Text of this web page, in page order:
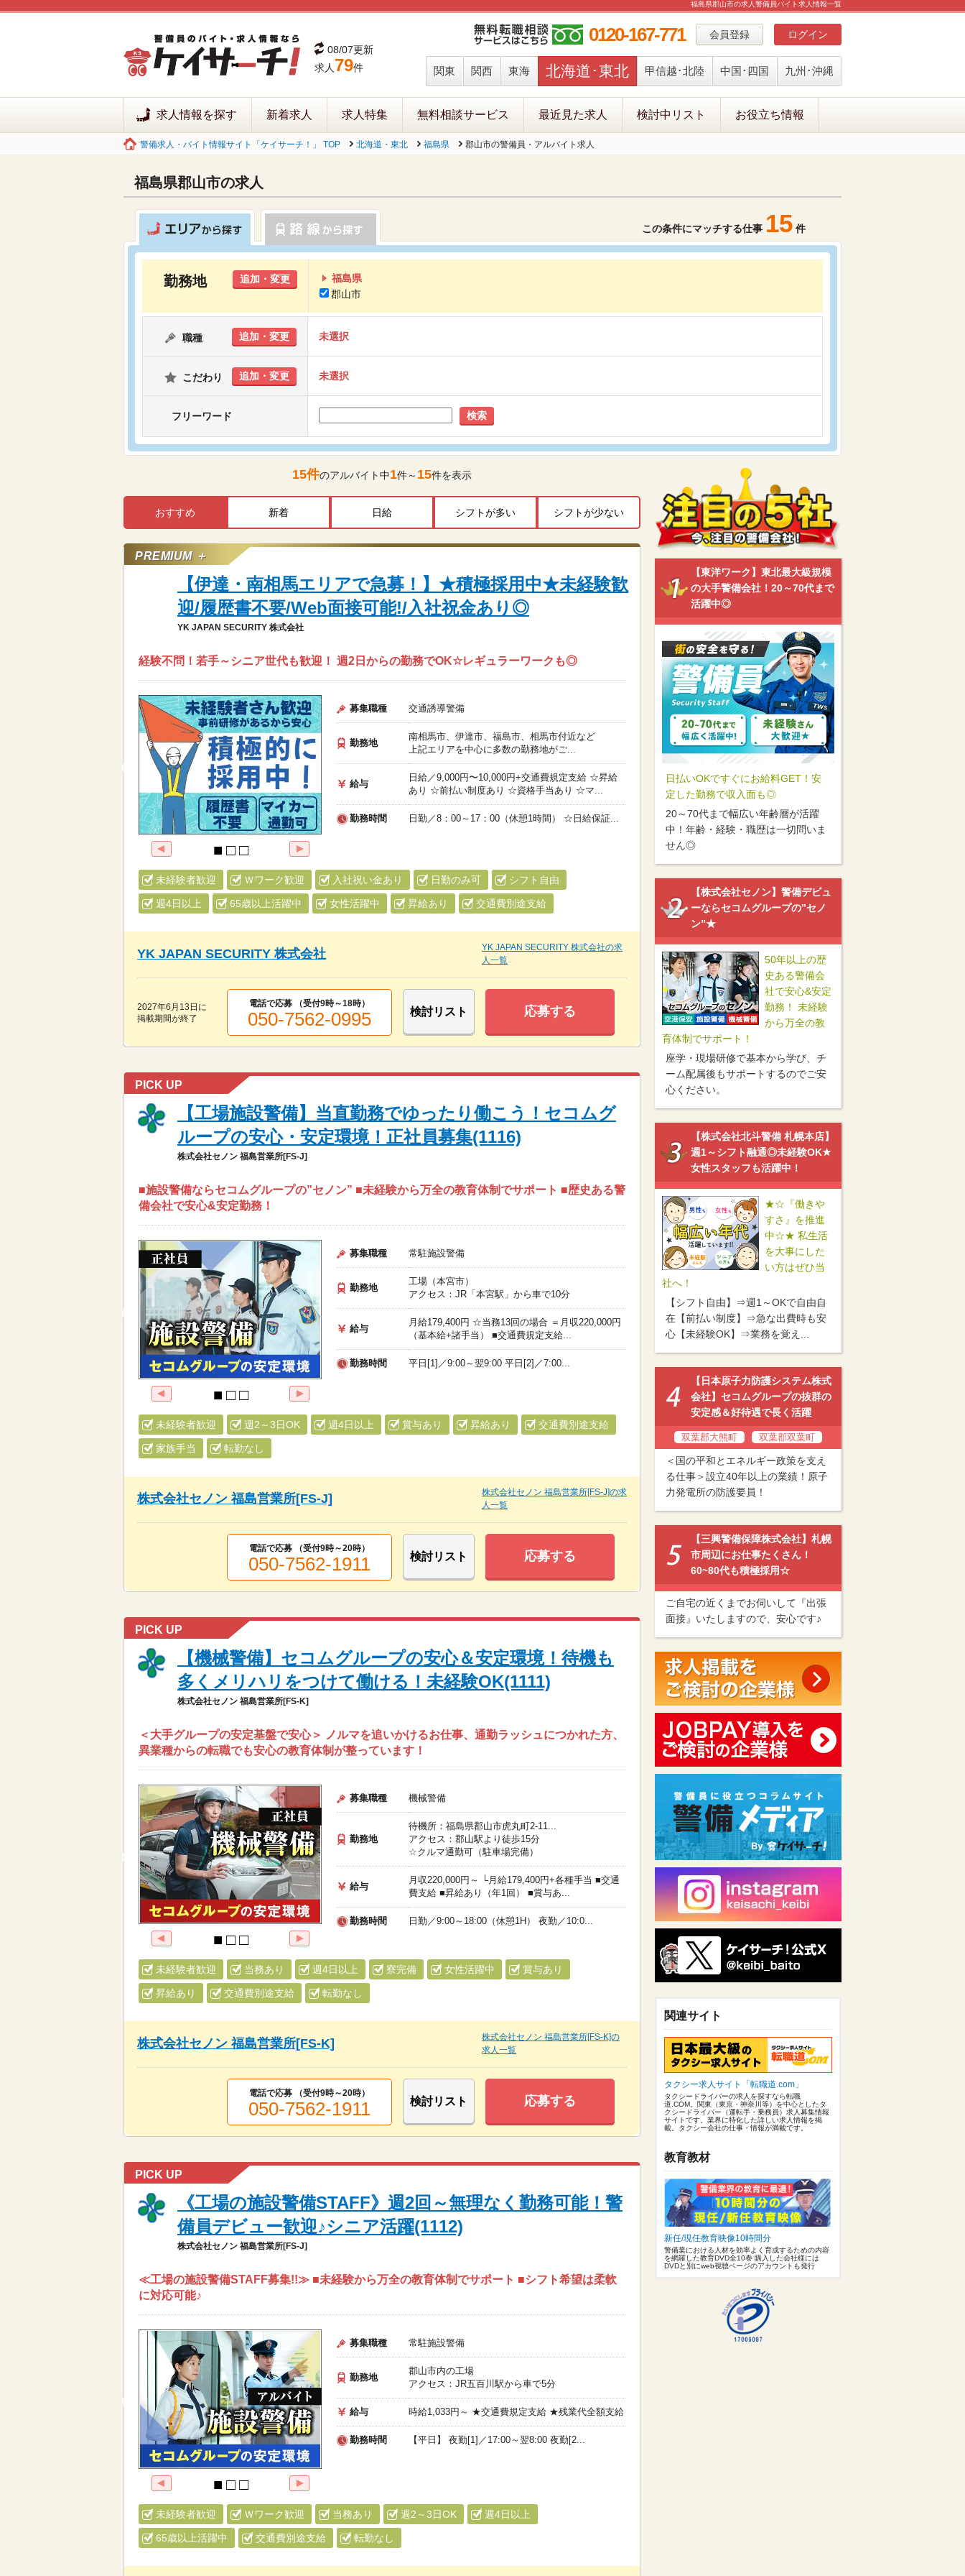
福島県郡山市の求人警備員バイト求人情報一覧
08/07更新
求人 79件
会員登録 ログイン
0120-167-771
関東 関西 東海 北海道･東北 甲信越･北陸 中国･四国 九州･沖縄
求人情報を探す 新着求人 求人特集 無料相談サービス 最近見た求人 検討中リスト お役立ち情報
警備求人・バイト情報サイト「ケイサーチ！」 TOP 北海道・東北 福島県 郡山市の警備員・アルバイト求人
福島県郡山市の求人
この条件にマッチする仕事 15 件
勤務地 追加・変更
福島県
郡山市
職種 追加・変更 未選択
こだわり 追加・変更 未選択
フリーワード 検索
15件のアルバイト中1件～ 15件を表示
おすすめ 新着 日給 シフトが多い シフトが少ない
PREMIUM ＋
【伊達・南相馬エリアで急募！】★積極採用中★未経験歓
迎/履歴書不要/Web面接可能!/入社祝金あり◎
YK JAPAN SECURITY 株式会社
経験不問！若手～シニア世代も歓迎！ 週2日からの勤務でOK☆レギュラーワークも◎
募集職種 交通誘導警備
勤務地
南相馬市、伊達市、福島市、相馬市付近など
上記エリアを中心に多数の勤務地がご...
給与
日給／9,000円〜10,000円+交通費規定支給 ☆昇給
あり ☆前払い制度あり ☆資格手当あり ☆マ...
勤務時間 日勤／8：00～17：00（休憩1時間） ☆日給保証...
未経験者歓迎 Ｗワーク歓迎 入社祝い金あり 日勤のみ可 シフト自由
週4日以上 65歳以上活躍中 女性活躍中 昇給あり 交通費別途支給
YK JAPAN SECURITY 株式会社
YK JAPAN SECURITY 株式会社の求
人一覧
2027年6月13日 に
掲載期間が終了
電話で応募 （受付9時～18時）
050-7562-0995 検討リスト 応募する
PICK UP
【工場施設警備】当直勤務でゆったり働こう！セコムグ
ループの安心・安定環境！正社員募集(1116)
株式会社セノン 福島営業所[FS-J]
■施設警備ならセコムグループの”セノン” ■未経験から万全の教育体制でサポート ■歴史ある警
備会社で安心&安定勤務！
募集職種 常駐施設警備
勤務地
工場（本宮市）
アクセス：JR「本宮駅」から車で10分
給与
月給179,400円 ☆当務13回の場合 ＝月収220,000円
（基本給+諸手当） ■交通費規定支給...
勤務時間 平日[1]／9:00～翌9:00 平日[2]／7:00...
未経験者歓迎 週2～3日OK 週4日以上 賞与あり 昇給あり 交通費別途支給
家族手当 転勤なし
株式会社セノン 福島営業所[FS-J]
株式会社セノン 福島営業所[FS-J]の求
人一覧
電話で応募 （受付9時～20時）
050-7562-1911 検討リスト 応募する
PICK UP
【機械警備】セコムグループの安心＆安定環境！待機も
多くメリハリをつけて働ける！未経験OK(1111)
株式会社セノン 福島営業所[FS-K]
＜大手グループの安定基盤で安心＞ ノルマを追いかけるお仕事、通勤ラッシュにつかれた方、
異業種からの転職でも安心の教育体制が整っています！
募集職種 機械警備
勤務地
待機所：福島県郡山市虎丸町2-11...
アクセス：郡山駅より徒歩15分
☆クルマ通勤可（駐車場完備）
給与
月収220,000円～ └月給179,400円+各種手当 ■交通
費支給 ■昇給あり（年1回） ■賞与あ...
勤務時間 日勤／9:00～18:00（休憩1H） 夜勤／10:0...
未経験者歓迎 当務あり 週4日以上 寮完備 女性活躍中 賞与あり
昇給あり 交通費別途支給 転勤なし
株式会社セノン 福島営業所[FS-K]
株式会社セノン 福島営業所[FS-K]の
求人一覧
電話で応募 （受付9時～20時）
050-7562-1911 検討リスト 応募する
PICK UP
《工場の施設警備STAFF》週2回～無理なく勤務可能！警
備員デビュー歓迎♪シニア活躍(1112)
株式会社セノン 福島営業所[FS-J]
≪工場の施設警備STAFF募集!!≫ ■未経験から万全の教育体制でサポート ■シフト希望は柔軟
に対応可能♪
募集職種 常駐施設警備
勤務地
郡山市内の工場
アクセス：JR五百川駅から車で5分
給与 時給1,033円～ ★交通費規定支給 ★残業代全額支給
勤務時間 【平日】 夜勤[1]／17:00～翌8:00 夜勤[2...
未経験者歓迎 Ｗワーク歓迎 当務あり 週2～3日OK 週4日以上
65歳以上活躍中 交通費別途支給 転勤なし
【東洋ワーク】東北最大級規模
の大手警備会社！20～70代まで
活躍中◎
日払いOKですぐにお給料GET！安
定した勤務で収入面も◎
20～70代まで幅広い年齢層が活躍
中！年齢・経験・職歴は一切問いま
せん◎
【株式会社セノン】警備デビュ
ーならセコムグループの”セノ
ン”★
50年以上の歴
史ある警備会
社で安心&安定
勤務！ 未経験
から万全の教
育体制でサポート！
座学・現場研修で基本から学び、チ
ーム配属後もサポートするのでご安
心ください。
【株式会社北斗警備 札幌本店】
週1～シフト融通◎未経験OK★
女性スタッフも活躍中！
★☆『働きや
すさ』を推進
中☆★ 私生活
を大事にした
い方はぜひ当
社へ！
【シフト自由】⇒週1～OKで自由自
在【前払い制度】⇒急な出費時も安
心【未経験OK】⇒業務を覚え...
【日本原子力防護システム株式
会社】セコムグループの抜群の
安定感＆好待遇で長く活躍
双葉郡大熊町 双葉郡双葉町
＜国の平和とエネルギー政策を支え
る仕事＞設立40年以上の業績！原子
力発電所の防護要員！
【三興警備保障株式会社】札幌
市周辺にお仕事たくさん！
60~80代も積極採用☆
ご自宅の近くまでお伺いして『出張
面接』いたしますので、安心です♪
関連サイト
タクシー求人サイト「転職道.com」
タクシードライバーの求人を探すなら転職
道.COM。関東（東京・神奈川等）を中心としたタ
クシードライバー（運転手・乗務員）求人募集情報
サイトです。業界に特化した詳しい求人情報を掲
載。タクシー会社の仕事・情報が満載です。
教育教材
新任/現任教育映像10時間分
警備業における人材を効率よく育成するための内容
を網羅した教育DVD全10巻 購入した会社様には
DVDと別にweb視聴ページのアカウントも発行